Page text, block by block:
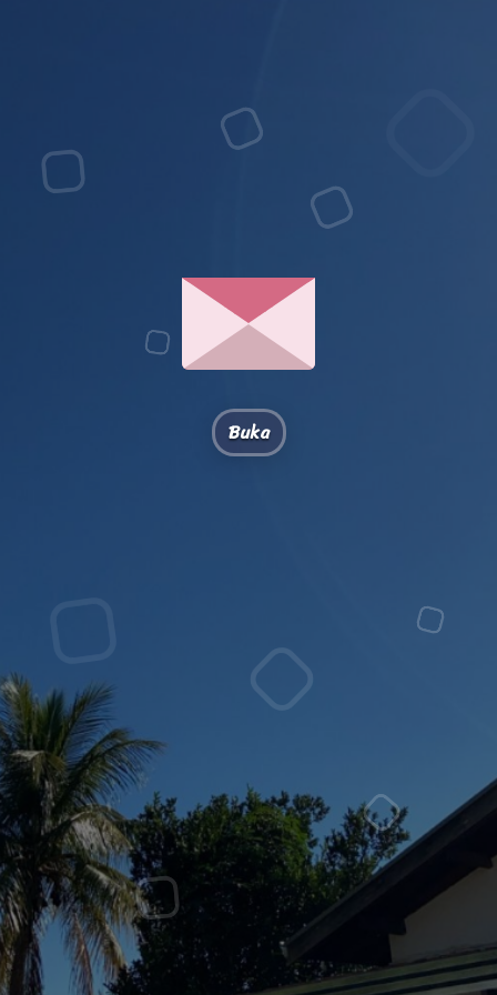
Alooo
Kamuu! ✨
Buka